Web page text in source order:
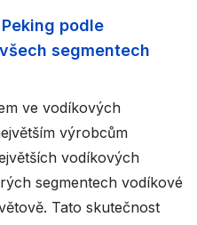
podle
segmentech
ve vodíkových
výrobcům
vodíkových
segmentech vodíkové
Tato skutečnost